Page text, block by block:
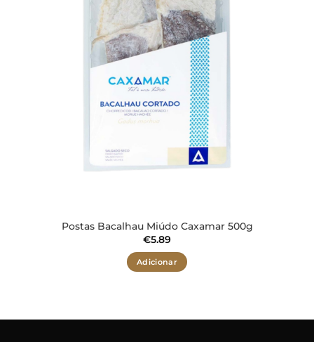
Postas Bacalhau Miúdo Caxamar 500g
€5.89
Adicionar